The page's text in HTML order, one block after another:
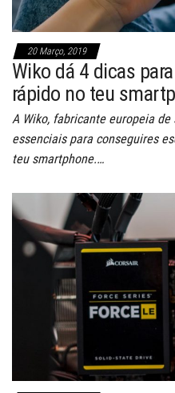
20 Março, 2019
Wiko dá 4 dicas
rápido no teu
A Wiko, fabricante europeia
essenciais para conseguires
teu smartphone.…